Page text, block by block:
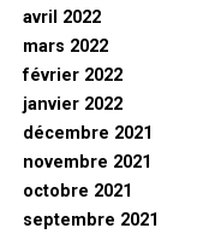
avril 2022
mars 2022
février 2022
janvier 2022
décembre 2021
novembre 2021
octobre 2021
septembre 2021